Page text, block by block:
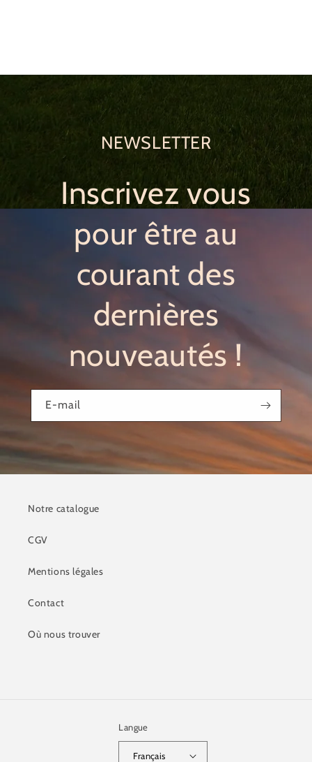
NEWSLETTER
Inscrivez vous
pour être au
courant des
dernières
nouveautés !
E-mail
Notre catalogue
CGV
Mentions légales
Contact
Où nous trouver
Langue
Français